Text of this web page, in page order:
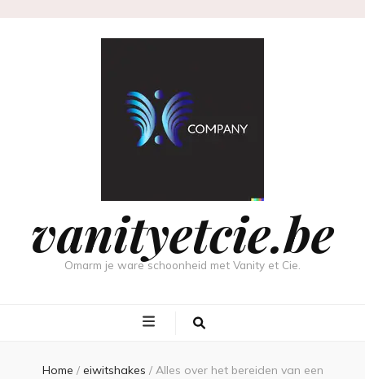
vanityetcie.be
Omarm je ware schoonheid met Vanity et Cie.
Home / eiwitshakes / Alles over het bereiden van een